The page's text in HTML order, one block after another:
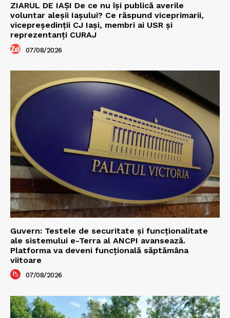
ZIARUL DE IAȘI De ce nu își publică averile
voluntar aleșii Iașului? Ce răspund viceprimarii,
vicepreședinții CJ Iași, membri ai USR și
reprezentanți CURAJ
07/08/2026
Guvern: Testele de securitate și funcționalitate
ale sistemului e-Terra al ANCPI avansează.
Platforma va deveni funcțională săptămâna
viitoare
07/08/2026